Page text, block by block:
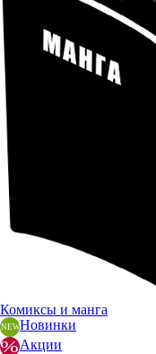
Комиксы и манга
Новинки
Акции